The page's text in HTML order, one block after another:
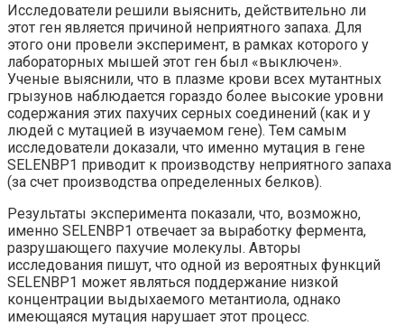
Исследователи решили выяснить, действительно ли
этот ген является причиной неприятного запаха. Для
этого они провели эксперимент, в рамках которого у
лабораторных мышей этот ген был «выключен».
Ученые выяснили, что в плазме крови всех мутантных
грызунов наблюдается гораздо более высокие уровни
содержания этих пахучих серных соединений (как и у
людей с мутацией в изучаемом гене). Тем самым
исследователи доказали, что именно мутация в гене
SELENBP1 приводит к производству неприятного запаха
(за счет производства определенных белков).
Результаты эксперимента показали, что, возможно,
именно SELENBP1 отвечает за выработку фермента,
разрушающего пахучие молекулы. Авторы
исследования пишут, что одной из вероятных функций
SELENBP1 может являться поддержание низкой
концентрации выдыхаемого метантиола, однако
имеющаяся мутация нарушает этот процесс.